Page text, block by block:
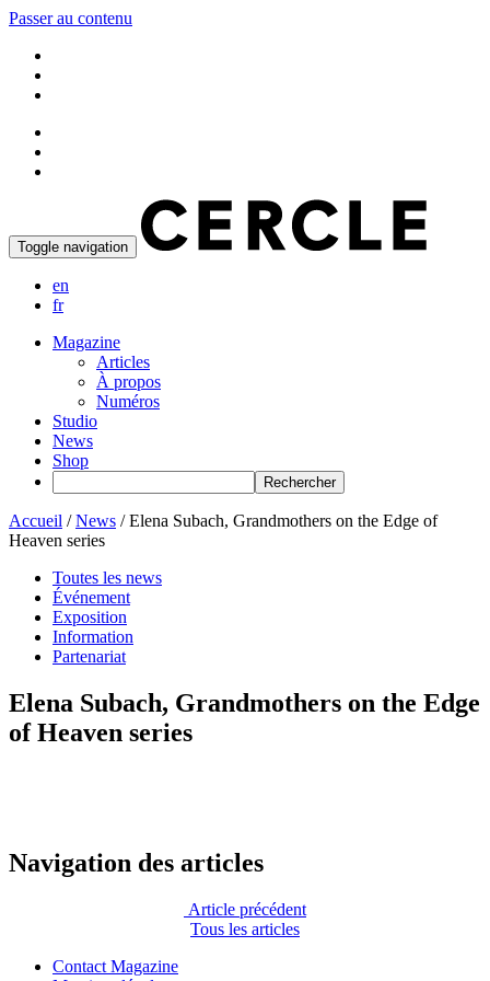
Passer au contenu
Toggle navigation
en
fr
Magazine
Articles
À propos
Numéros
Studio
News
Shop
Accueil /News /Elena Subach, Grandmothers on the Edge of
Heaven series
Toutes les news
Événement
Exposition
Information
Partenariat
Elena Subach, Grandmothers on the Edge
of Heaven series
Navigation des articles
Article précédent
Tous les articles
Contact Magazine